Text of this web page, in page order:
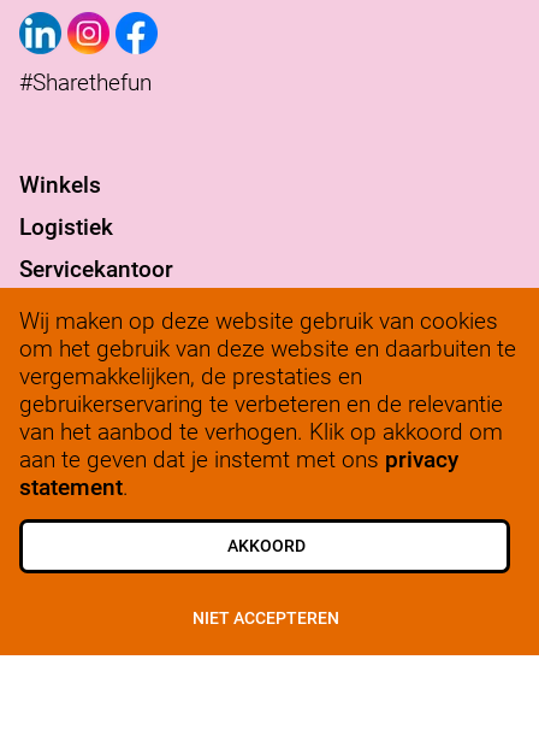
#Sharethefun
Winkels
Logistiek
Servicekantoor
Verantwoord ondernemen
werkenbij@solow.nl
+ 31 345 62 14 32
Bedrijfsleidersportaal
Wij maken op deze website gebruik van cookies
om het gebruik van deze website en daarbuiten te
vergemakkelijken, de prestaties en
gebruikerservaring te verbeteren en de relevantie
van het aanbod te verhogen. Klik op akkoord om
aan te geven dat je instemt met ons privacy
statement.
AKKOORD
NIET ACCEPTEREN